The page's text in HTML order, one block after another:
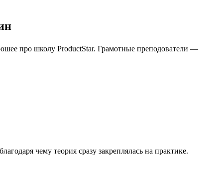
про школу ProductStar. Грамотные преподователи —
чему теория сразу закреплялась на практике.